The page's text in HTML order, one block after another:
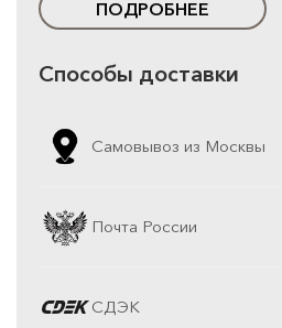
ПОДРОБНЕЕ
Способы доставки
Самовывоз из Москвы
Почта России
СДЭК